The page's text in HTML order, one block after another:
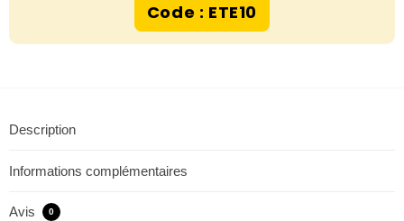
Code : ETE10
Description
Informations complémentaires
Avis 0